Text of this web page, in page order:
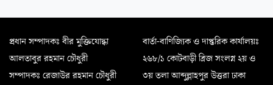
প্রধান সম্পাদকঃ বীর মুক্তিযোদ্ধা
আলতাবুর রহমান চৌধুরী
সম্পাদকঃ রেজাউর রহমান চৌধুরী
বার্তা-বাণিজ্যিক ও দাপ্তরিক কার্যালয়ঃ
২৬৮/১ কোটবাড়ী ব্রিজ সংলগ্ন ২য় ও
৩য় তলা আব্দুল্লাহপুর উত্তরা ঢাকা